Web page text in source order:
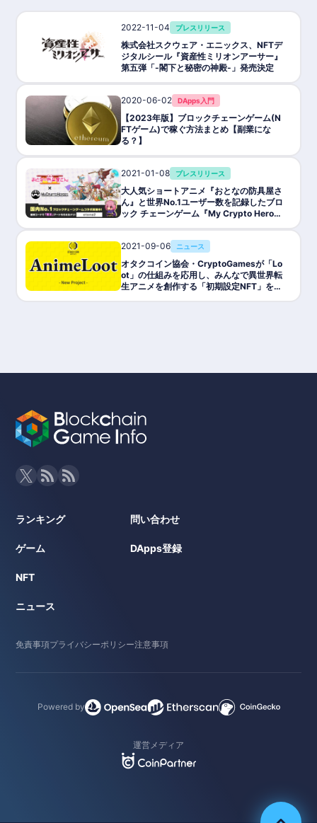
2022-11-04 プレスリリース
株式会社スクウェア・エニックス、NFTデ
ジタルシール『資産性ミリオンアーサー』
第五弾「-閣下と秘密の神殿-」発売決定
2020-06-02 DApps入門
【2023年版】ブロックチェーンゲーム(N
FTゲーム)で稼ぐ方法まとめ【副業にな
る？】
2021-01-08 プレスリリース
大人気ショートアニメ『おとなの防具屋さ
ん』と世界No.1ユーザー数を記録したブロ
ック チェーンゲーム『My Crypto Heroe
2021-09-06
ニュース
オタクコイン協会・CryptoGamesが「Lo
ot」の仕組みを応用し、みんなで異世界転
生アニメを創作する「初期設定NFT」を無
ランキング
ゲーム
NFT
ニュース
問い合わせ
DApps登録
免責事項プライバシーポリシー注意事項
Powered by
運営メディア